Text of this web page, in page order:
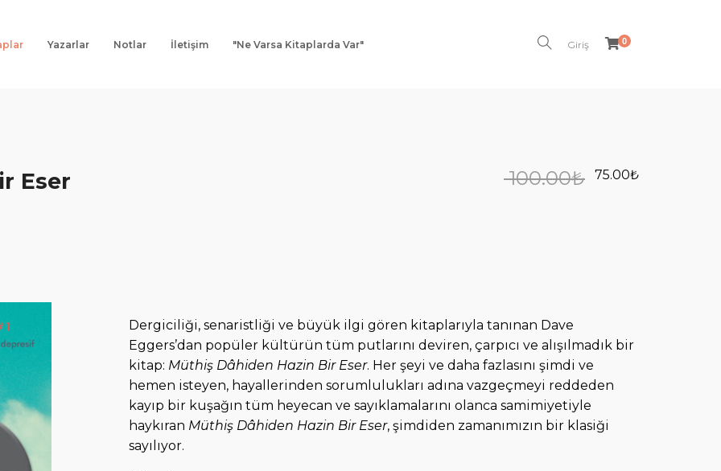
Yazarlar Notlar İletişim "Ne Varsa Kitaplarda Var" Giriş 0
Eser 100.00₺ 75.00₺
Dergiciliği, senaristliği ve büyük ilgi gören kitaplarıyla tanınan Dave
Eggers’dan popüler kültürün tüm putlarını deviren, çarpıcı ve alışılmadık bir
kitap: Müthiş Dâhiden Hazin Bir Eser. Her şeyi ve daha fazlasını şimdi ve
hemen isteyen, hayallerinden sorumlulukları adına vazgeçmeyi reddeden
kayıp bir kuşağın tüm heyecan ve sayıklamalarını olanca samimiyetiyle
haykıran Müthiş Dâhiden Hazin Bir Eser, şimdiden zamanımızın bir klasiği
sayılıyor.